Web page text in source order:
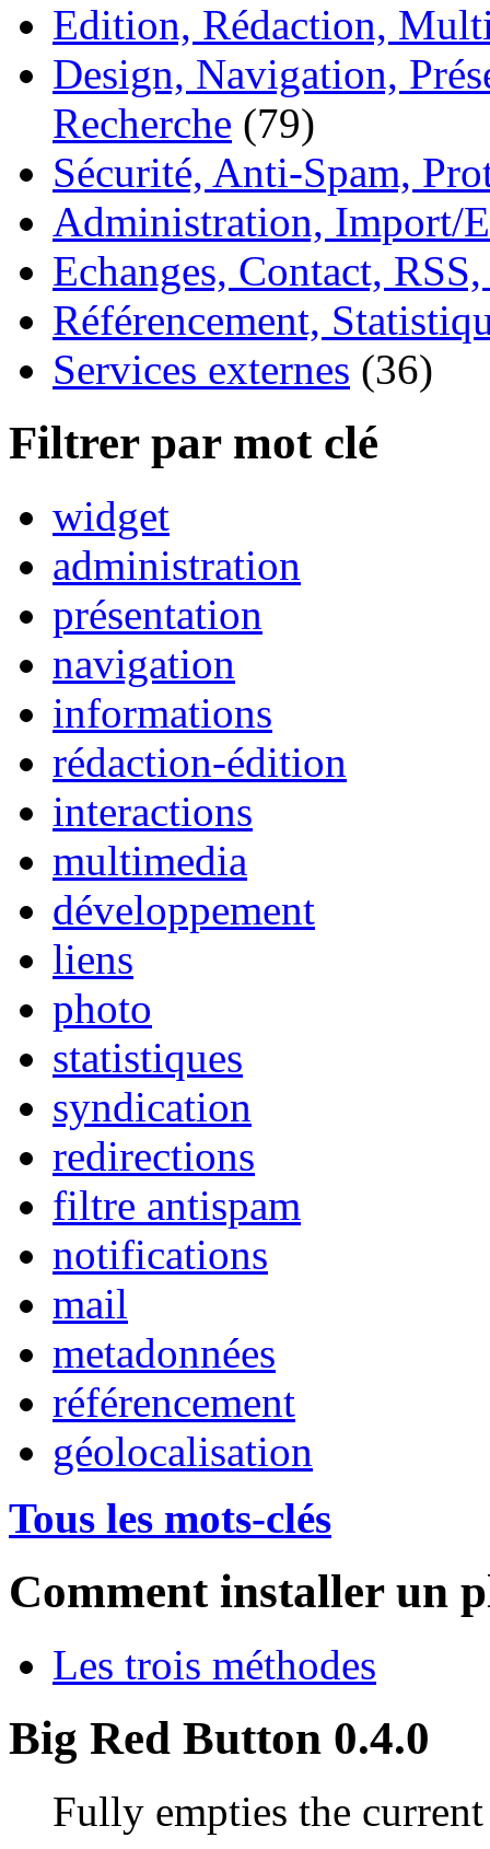
Edition, Rédaction,
Design, Navigation,
Recherche (79)
Sécurité, Anti-Spam,
Administration, Import/
Echanges, Contact,
Référencement,
Services externes (36)
Filtrer par mot clé
widget
administration
présentation
navigation
informations
rédaction-édition
interactions
multimedia
développement
liens
photo
statistiques
syndication
redirections
filtre antispam
notifications
mail
metadonnées
référencement
géolocalisation
Tous les mots-clés
Comment installer un
Les trois méthodes
Big Red Button 0.4.0
Fully empties the